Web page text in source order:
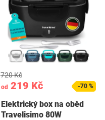
od 219 Kč
720 Kč
-70 %
Elektrický box na oběd
Travelisimo 80W